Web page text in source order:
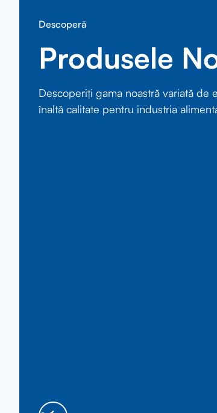
Descoperă
Produsele
Descoperiți gama noastră variată de
înaltă calitate pentru industria